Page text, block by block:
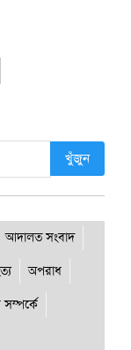
খুঁজুন
আদালত সংবাদ
অপরাধ